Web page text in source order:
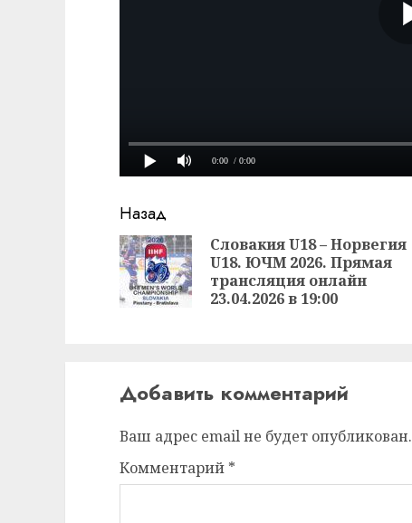
Продолжить
чтение
Назад
Словакия U18 – Норвегия
U18. ЮЧМ 2026. Прямая
трансляция онлайн
23.04.2026 в 19:00
Добавить комментарий
Ваш адрес email не будет опубликован.
Комментарий *